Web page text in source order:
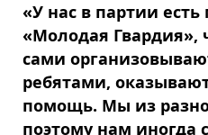
«У нас в партии
«Молодая Гвардия»,
сами
ребятами,
помощь. Мы из
поэтому нам иногда